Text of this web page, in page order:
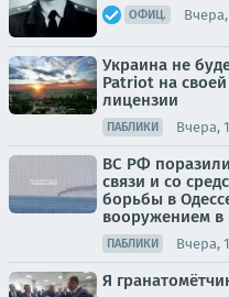
ОФИЦ. Вчера,
Украина не
Patriot на
лицензии
ПАБЛИКИ Вчера,
ВС РФ
связи и со
борьбы в
вооружением в
ПАБЛИКИ Вчера,
Я